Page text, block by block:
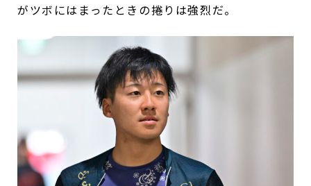
がツボにはまったときの捲りは強烈だ。